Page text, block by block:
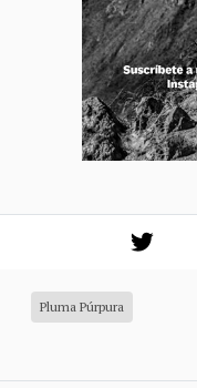
Pluma Púrpura